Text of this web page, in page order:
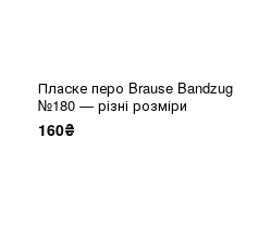
Пласке перо Brause Bandzug
№180 — різні розміри
160₴